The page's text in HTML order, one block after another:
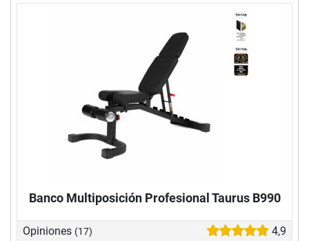
Banco Multiposición Profesional Taurus B990
Opiniones (17)
4,9